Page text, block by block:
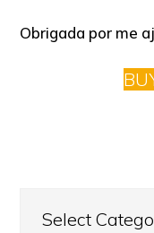
Obrigada por me